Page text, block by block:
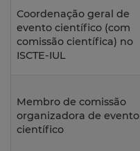
Coordenação geral de
evento científico (com
comissão científica) no
ISCTE-IUL
Membro de comissão
organizadora de evento
científico